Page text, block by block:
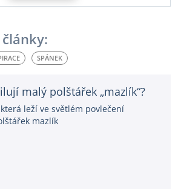
SPÁNEK
malý polštářek „mazlík“?